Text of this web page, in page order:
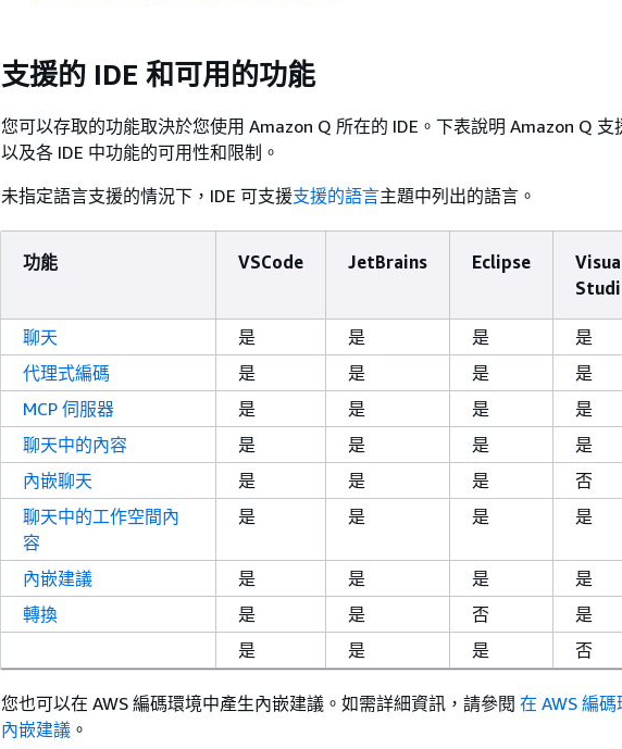
支援的 IDE 和可用的功能
您可以存取的功能取決於您使用 Amazon Q 所在的 IDE。下表說明 Amazon Q 支
以及各 IDE 中功能的可用性和限制。
未指定語言支援的情況下，IDE 可支援支援的語言主題中列出的語言。
功能 VSCode JetBrains Eclipse
聊天 是 是 是
是
代理式編碼
是 是 是
是
MCP 伺服器
是 是 是
是
聊天中的內容
是 是 是
是
內嵌聊天
是 是 是
否
聊天中的工作空間內
容
是 是 是 是
內嵌建議 是 是 是
是
轉換
是 是 否
是
是
是 是 否
您也可以在 AWS 編碼環境中產生內嵌建議。如需詳細資訊，請參閱 在 AWS 編
內嵌建議 。